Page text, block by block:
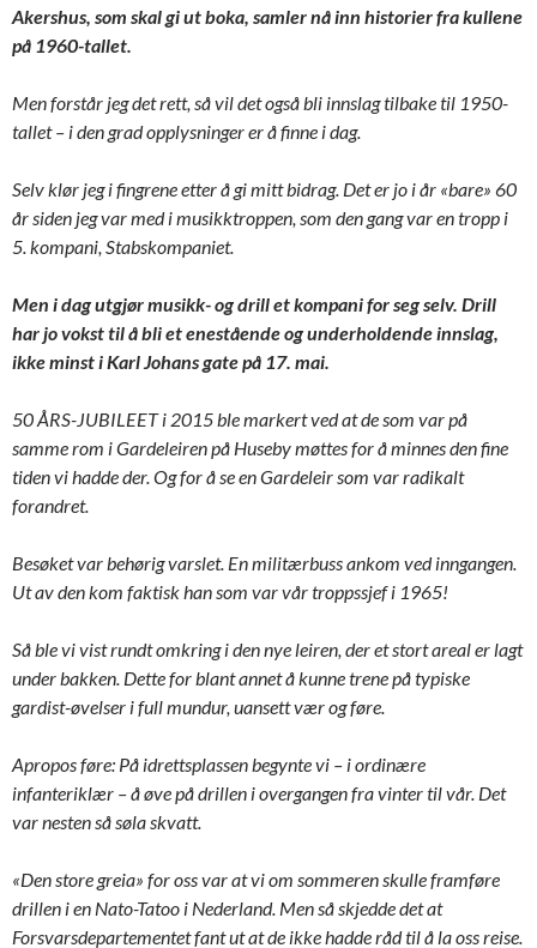
Akershus, som skal gi ut boka, samler nå inn historier fra kullene
på 1960-tallet.
Men forstår jeg det rett, så vil det også bli innslag tilbake til 1950-
tallet – i den grad opplysninger er å finne i dag.
Selv klør jeg i fingrene etter å gi mitt bidrag. Det er jo i år «bare» 60
år siden jeg var med i musikktroppen, som den gang var en tropp i
5. kompani, Stabskompaniet.
Men i dag utgjør musikk- og drill et kompani for seg selv. Drill
har jo vokst til å bli et enestående og underholdende innslag,
ikke minst i Karl Johans gate på 17. mai.
50 ÅRS-JUBILEET i 2015 ble markert ved at de som var på
samme rom i Gardeleiren på Huseby møttes for å minnes den fine
tiden vi hadde der. Og for å se en Gardeleir som var radikalt
forandret.
Besøket var behørig varslet. En militærbuss ankom ved inngangen.
Ut av den kom faktisk han som var vår troppssjef i 1965!
Så ble vi vist rundt omkring i den nye leiren, der et stort areal er lagt
under bakken. Dette for blant annet å kunne trene på typiske
gardist-øvelser i full mundur, uansett vær og føre.
Apropos føre: På idrettsplassen begynte vi – i ordinære
infanteriklær – å øve på drillen i overgangen fra vinter til vår. Det
var nesten så søla skvatt.
«Den store greia» for oss var at vi om sommeren skulle framføre
drillen i en Nato-Tatoo i Nederland. Men så skjedde det at
Forsvarsdepartementet fant ut at de ikke hadde råd til å la oss reise.